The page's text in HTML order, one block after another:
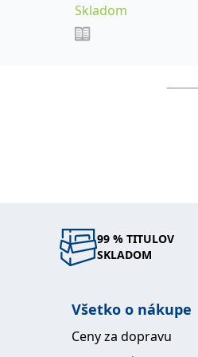
Skladom
99 % TITULOV
SKLADOM
Všetko o nákupe
Ceny za dopravu